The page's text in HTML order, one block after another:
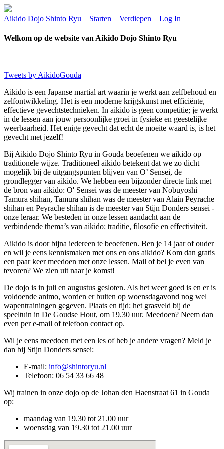
Aikido Dojo Shinto Ryu Starten Verdiepen Log In
Welkom op de website van Aikido Dojo Shinto Ryu
Tweets by AikidoGouda
Aikido is een Japanse martial art waarin je werkt aan zelfbehoud en
zelfontwikkeling. Het is een moderne krijgskunst met efficiënte,
effectieve gevechtstechnieken. In aikido is geen competitie; je werkt
in de lessen aan jouw persoonlijke groei in fysieke en geestelijke
weerbaarheid. Het enige gevecht dat echt de moeite waard is, is het
gevecht met jezelf!
Bij Aikido Dojo Shinto Ryu in Gouda beoefenen we aikido op
traditionele wijze. Traditioneel aikido betekent dat we zo dicht
mogelijk bij de uitgangspunten blijven van O’ Sensei, de
grondlegger van aikido. We hebben een bijzonder directe link met
de bron van aikido: O' Sensei was de meester van Nobuyoshi
Tamura shihan, Tamura shihan was de meester van Alain Peyrache
shihan en Peyrache shihan is de meester van Stijn Donders sensei -
onze leraar. We besteden in onze lessen aandacht aan de
verbindende thema’s van aikido: traditie, filosofie en effectiviteit.
Aikido is door bijna iedereen te beoefenen. Ben je 14 jaar of ouder
en wil je eens kennismaken met ons en ons aikido? Kom dan gratis
een paar keer meedoen met onze lessen. Mail of bel je even van
tevoren? We zien uit naar je komst!
De dojo is in juli en augustus gesloten. Als het weer goed is en er is
voldoende animo, worden er buiten op woensdagavond nog wel
wapentrainingen gegeven. Plaats en tijd: het grasveld bij de
speeltuin in De Goudse Hout, om 19.30 uur. Meedoen? Neem dan
even per e-mail of telefoon contact op.
Wil je eens meedoen met een les of heb je andere vragen? Meld je
dan bij Stijn Donders sensei:
E-mail: info@shintoryu.nl
Telefoon: 06 54 33 66 48
Wij trainen in onze dojo op de Johan den Haenstraat 61 in Gouda
op:
maandag van 19.30 tot 21.00 uur
woensdag van 19.30 tot 21.00 uur